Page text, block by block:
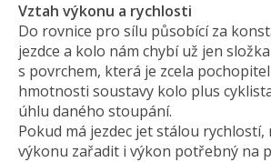
Vztah výkonu a rychlosti
Do rovnice pro sílu působící za
jezdce a kolo nám chybí už jen
s povrchem, která je zcela
hmotnosti soustavy kolo plus
úhlu daného stoupání.
Pokud má jezdec jet stálou rychlostí,
výkonu zařadit i výkon potřebný na